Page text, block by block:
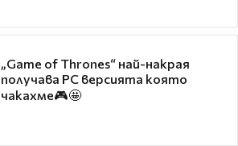
„Game of Thrones“ най-накрая
получава PC версията която
чакахме🎮🤩